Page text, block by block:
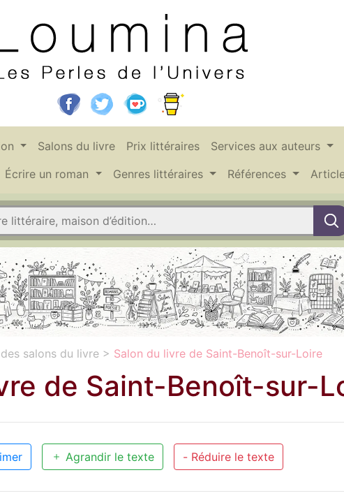
Salons du livre Prix littéraires Services aux auteurs
Écrire un roman Genres littéraires Références
salons du livre > Salon du livre de Saint-Benoît-sur-Loire
de Saint-Benoît-sur-
Agrandir le texte - Réduire le texte